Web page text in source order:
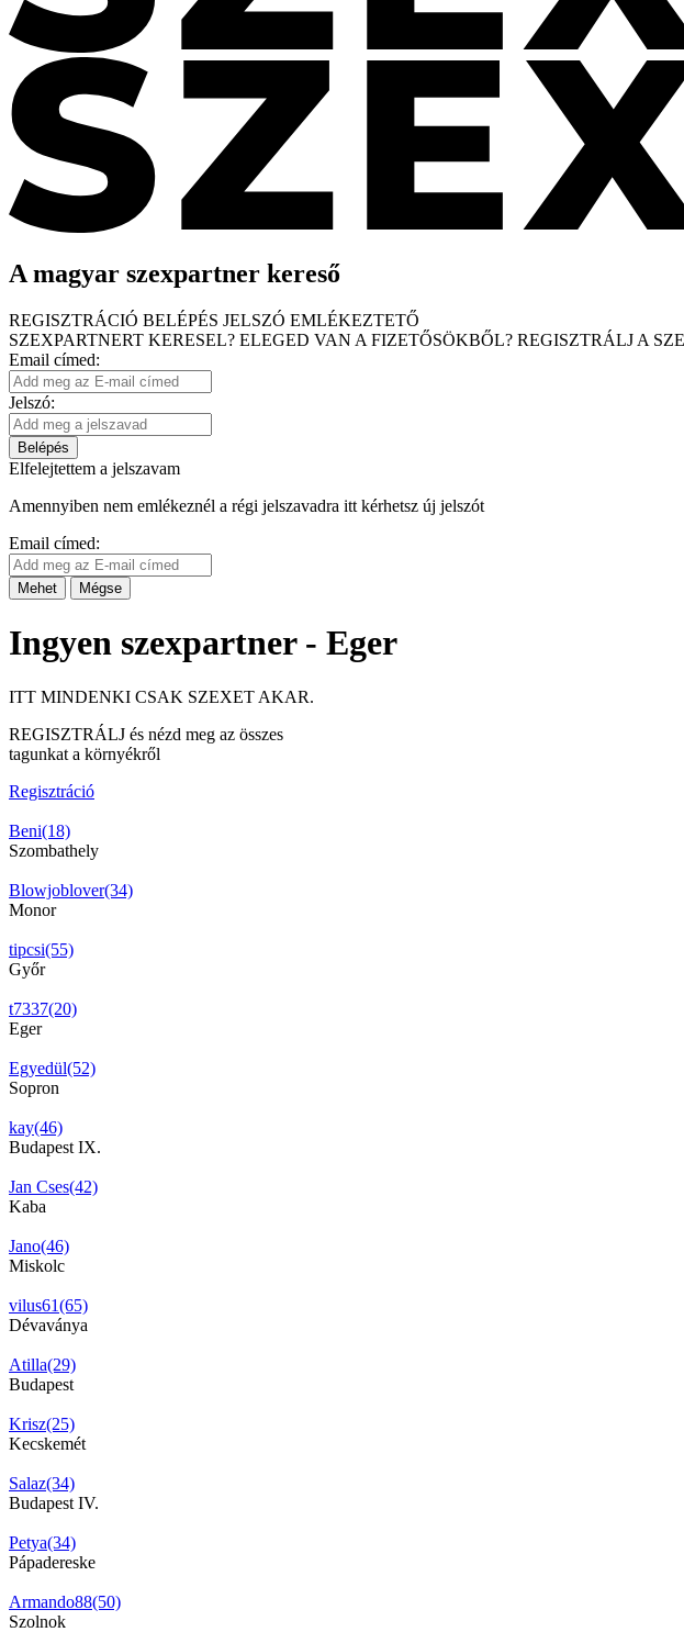
A magyar szexpartner kereső
REGISZTRÁCIÓ BELÉPÉS JELSZÓ EMLÉKEZTETŐ
SZEXPARTNERT KERESEL? ELEGED VAN A FIZETŐSÖKBŐL? REGISZTRÁLJ A
Email címed:
Jelszó:
Belépés
Elfelejtettem a jelszavam
Amennyiben nem emlékeznél a régi jelszavadra itt kérhetsz új jelszót
Email címed:
Mehet Mégse
Ingyen szexpartner - Eger
ITT MINDENKI CSAK SZEXET AKAR.
REGISZTRÁLJ és nézd meg az összes
tagunkat a környékről
Regisztráció
Beni(18)
Szombathely
Blowjoblover(34)
Monor
tipcsi(55)
Győr
t7337(20)
Eger
Egyedül(52)
Sopron
kay(46)
Budapest IX.
Jan Cses(42)
Kaba
Jano(46)
Miskolc
vilus61(65)
Dévaványa
Atilla(29)
Budapest
Krisz(25)
Kecskemét
Salaz(34)
Budapest IV.
Petya(34)
Pápadereske
Armando88(50)
Szolnok